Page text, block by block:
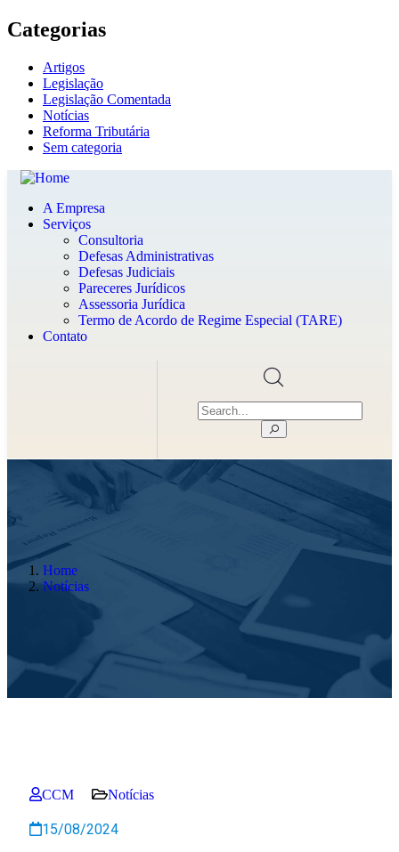
Categorias
Artigos
Legislação
Legislação Comentada
Notícias
Reforma Tributária
Sem categoria
A Empresa
Serviços
Consultoria
Defesas Administrativas
Defesas Judiciais
Pareceres Jurídicos
Assessoria Jurídica
Termo de Acordo de Regime Especial (TARE)
Contato
Home
Notícias
CCM Notícias
15/08/2024